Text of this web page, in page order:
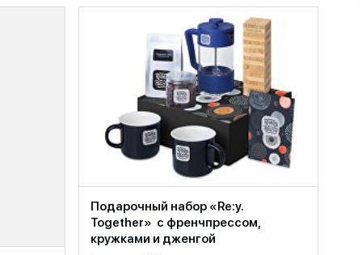
Подарочный набор «Re:y.
Together» с френчпрессом,
кружками и дженгой